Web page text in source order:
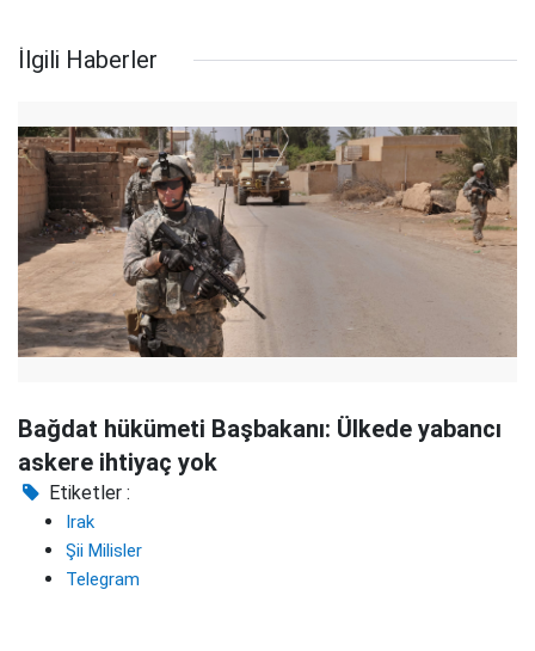
İlgili Haberler
Bağdat hükümeti Başbakanı: Ülkede yabancı
askere ihtiyaç yok
Etiketler :
Irak
Şii Milisler
Telegram